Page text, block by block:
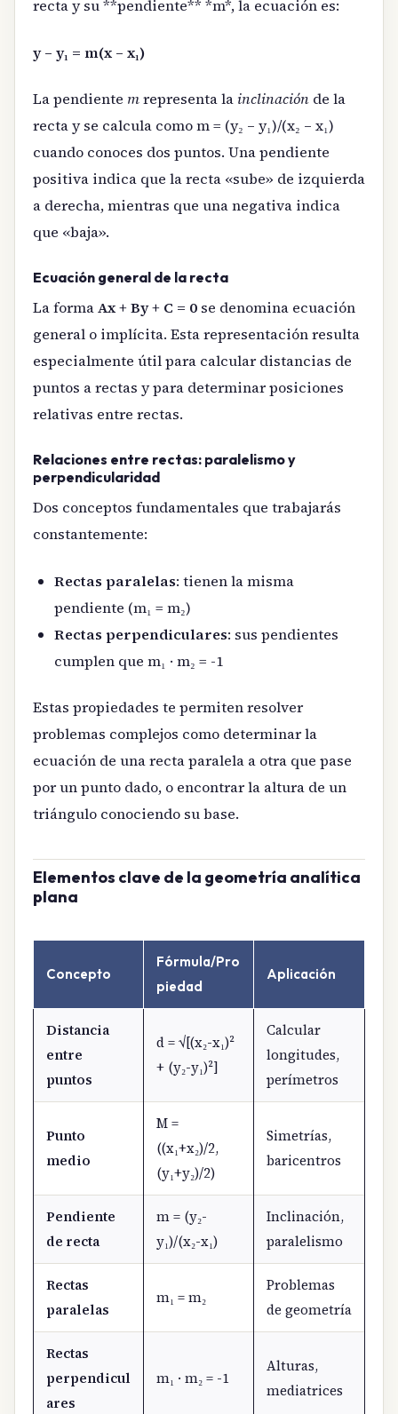
recta y su **pendiente** *m*, la ecuación es:
y – y₁ = m(x – x₁)
La pendiente mrepresenta la inclinación de la
recta y se calcula como m = (y₂ – y₁)/(x₂ – x₁)
cuando conoces dos puntos. Una pendiente
positiva indica que la recta «sube» de izquierda
a derecha, mientras que una negativa indica
que «baja».
Ecuación general de la recta
La formaAx + By + C = 0 se denomina ecuación
general o implícita. Esta representación resulta
especialmente útil para calcular distancias de
puntos a rectas y para determinar posiciones
relativas entre rectas.
Relaciones entre rectas: paralelismo y
perpendicularidad
Dos conceptos fundamentales que trabajarás
constantemente:
Rectas paralelas: tienen la misma
pendiente (m₁ = m₂)
Rectas perpendiculares: sus pendientes
cumplen que m₁ · m₂ = -1
Estas propiedades te permiten resolver
problemas complejos como determinar la
ecuación de una recta paralela a otra que pase
por un punto dado, o encontrar la altura de un
triángulo conociendo su base.
Elementos clave de la geometría analítica
plana
Concepto
Fórmula/Pro
piedad
Aplicación
Distancia
entre
puntos
d = √[(x₂-x₁)²
+ (y₂-y₁)²]
Calcular
longitudes,
perímetros
Punto
medio
M =
((x₁+x₂)/2,
(y₁+y₂)/2)
Simetrías,
baricentros
Pendiente
de recta
m = (y₂-
y₁)/(x₂-x₁)
Inclinación,
paralelismo
Rectas
paralelas
m₁ = m₂
Problemas
de geometría
Rectas
perpendicul
ares
m₁ · m₂ = -1
Alturas,
mediatrices